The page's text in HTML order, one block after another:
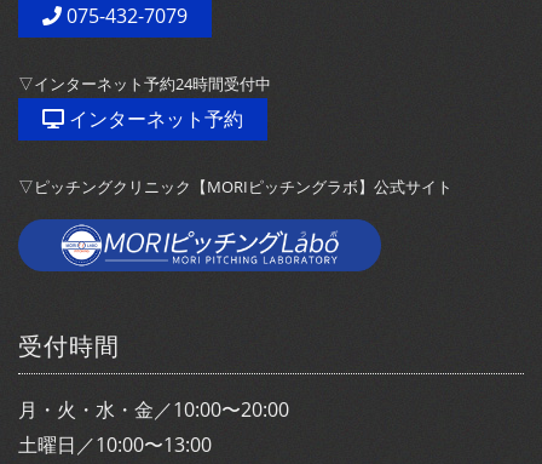
075-432-7079
▽インターネット予約24時間受付中
インターネット予約
▽ピッチングクリニック【MORIピッチングラボ】公式サイト
受付時間
月・火・水・金／10:00〜20:00
土曜日／10:00〜13:00